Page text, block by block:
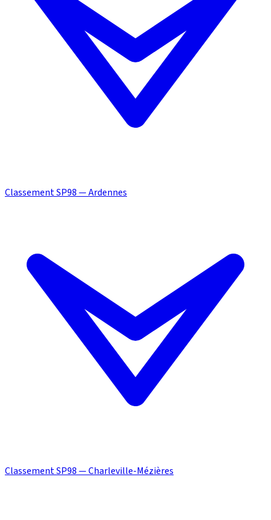
Classement SP98 — Ardennes
Classement SP98 — Charleville-Mézières